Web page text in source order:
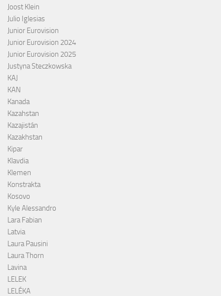
Joost Klein
Julio Iglesias
Junior Eurovision
Junior Eurovision 2024
Junior Eurovision 2025
Justyna Steczkowska
KAJ
KAN
Kanada
Kazahstan
Kazajistán
Kazakhstan
Kipar
Klavdia
Klemen
Konstrakta
Kosovo
Kyle Alessandro
Lara Fabian
Latvia
Laura Pausini
Laura Thorn
Lavina
LELEK
LELÉKA